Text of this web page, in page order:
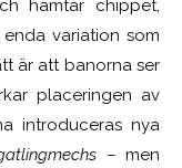
hämtar chippet,
variation som
är att banorna ser
placeringen av
introduceras nya
– men